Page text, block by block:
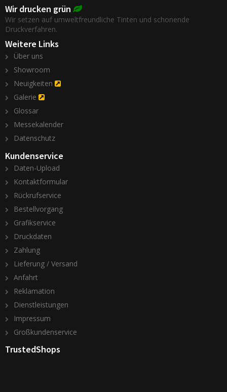
Wir drucken grün
Wir setzen auf umweltfreundliche Tinten und schonende
Druckverfahren.
Weitere Links
Über uns
Showroom
Neuigkeiten
Galerie
Glossar
Messekalender
Datenschutz
Kundenservice
Daten-Upload
Kontaktformular
Rückrufservice
Bestellvorgang
Grafikservice
Druckdaten
Zahlung
Lieferung / Versand
Anfahrt
Reklamation
Dienstleistungen
Impressum
Großkundenservice
TrustedShops